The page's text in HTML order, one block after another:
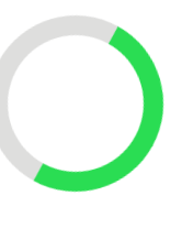
Loading...